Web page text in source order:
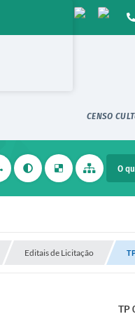
CENSO
Editais de Licitação
TP